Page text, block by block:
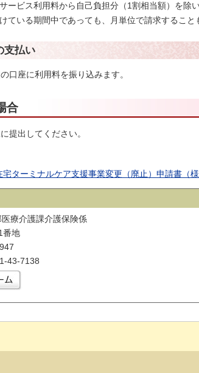
ービス利用料から自己負担分（1割相当額）を除
ている期間中であっても、月単位で請求すること
支払い
口座に利用料を振り込みます。
合
提出してください。
ターミナルケア支援事業変更（廃止）申請書（
療介護課介護保険係
番地
43-7138